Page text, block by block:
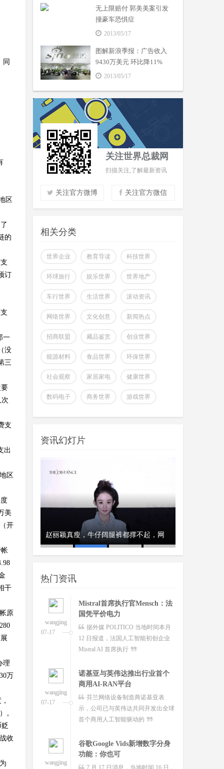
同
区
的
订
一
没
三
支
出
区
美
开
干
原
理
万
。
收
无上限赔付 郭美美案引发
撞豪车恐惧症
2013/05/17
图解新浪季报：广告收入
9430万美元 环比降11%
2013/05/17
关注世界总裁网
扫描关注,了解最新资讯
关注官方微博 关注官方微信
掌握市场风云动态
改变你所看到的世界
相关分类
世界企业 教育导读 科技世界
环球旅行 娱乐世界 世界地产
车行世界 生活世界 滚动资讯
网络世界 文化创意 新闻热点
招商联盟 藏品鉴赏 创业世界
能源材料 食品世界 环保世界
社会观察 家居家电 健康世界
数码电子 商务世界 游戏世界
资讯幻灯片
赵丽颖真瘦，牛仔阔腿裤都撑不起，网
热门资讯
全球首个可变形个人机器人，
上纬新材今日官宣，全球首个可
登场。据介绍，上纬新
这个月会有多款国产重量级大模
型发布，除了DeepSeek V4正式版之
外，最受关注的当属月
澳大利亚将推出其人工智能标
准并在政府内设
澳大利亚联邦政府当地时间今日
07-17
wangjing
Mistral首席执行官Mensch：法
国凭平价电力
据外媒 POLITICO 当地时间本月
12 日报道，法国人工智能初创企业
Mistral AI 首席执行
07-17
wangjing
诺基亚与英伟达推出行业首个
商用AI-RAN平台
芬兰网络设备制造商诺基亚表
示，公司已与英伟达共同开发出全球
首个商用人工智能驱动的
wangjing
谷歌Google Vids新增数字分身
功能：你也可
7 月 17 日消息，当地时间 16 日，